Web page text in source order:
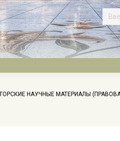
НАУЧНЫЕ МАТЕРИАЛЫ